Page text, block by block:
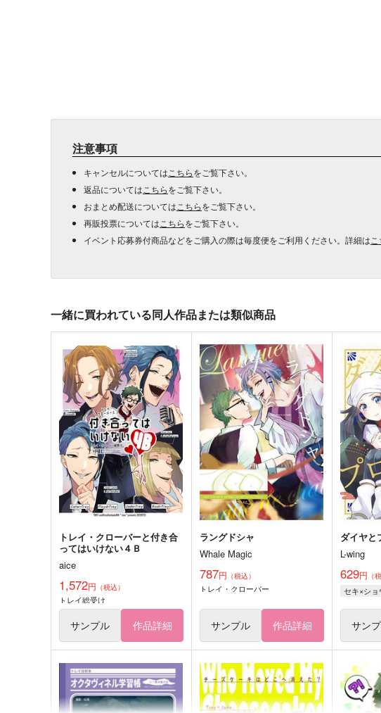
注意事項
キャンセルについては こちらをご覧下さい。
返品については こちらをご覧下さい。
おまとめ配送については こちらをご覧下さい。
再販投票については こちらをご覧下さい。
イベント応募券付商品などをご購入の際は毎度便をご利用ください。詳細は
一緒に買われている同人作品または類似商品
トレイ・クローバーと付き合
ってはいけない４Ｂ
aice
1,572円 （税込）
トレイ総受け
サンプル 作品詳細
ラングドシャ
Whale Magic
787円 （税込）
トレイ・クローバー
サンプル 作品詳細
ダイヤと
L-wing
629円 （
セキ×ショ
サン